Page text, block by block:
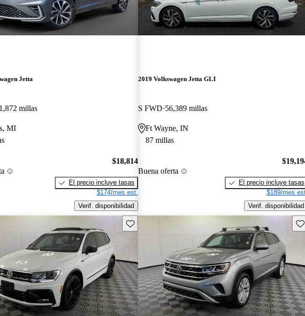
Jetta
millas
MI
$18,814
El precio incluye tasas
$174/mes est.
Verif. disponibilidad
2019 Volkswagen Jetta GLI
S FWD 56,389 millas
Ft Wayne, IN
87 millas
Buena oferta
El precio incluye tasas
$189/mes
Verif. disponibilidad
Guarda este Aviso